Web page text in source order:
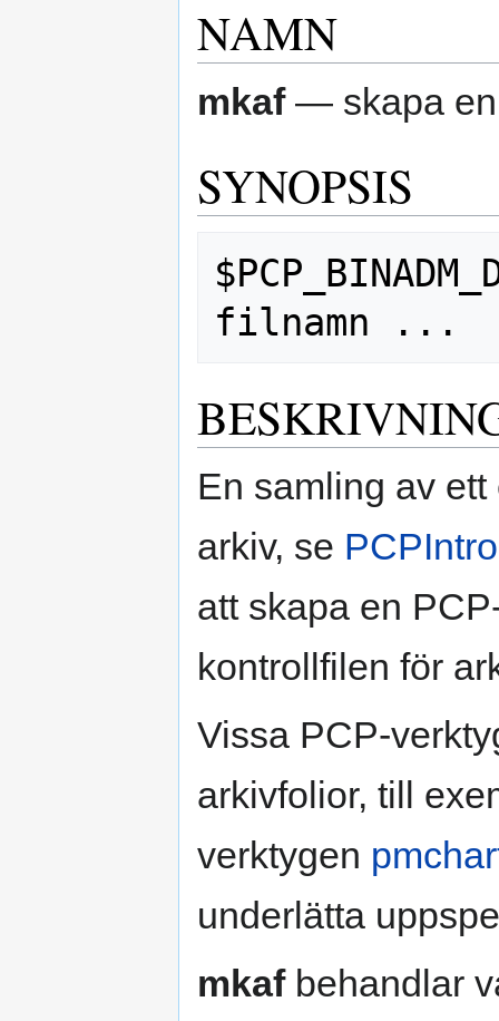
NAMN
mkaf— skapa en
SYNOPSIS
En samling av
arkiv, se
att skapa en
kontrollfilen för
Vissa PCP-
arkivfolior, till
verktygen
underlätta
mkafbehandlar